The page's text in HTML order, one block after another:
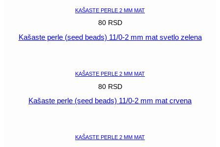
KAŠASTE PERLE 2 MM MAT
80 RSD
Kašaste perle (seed beads) 11/0-2 mm mat svetlo zelena
KAŠASTE PERLE 2 MM MAT
80 RSD
Kašaste perle (seed beads) 11/0-2 mm mat crvena
KAŠASTE PERLE 2 MM MAT